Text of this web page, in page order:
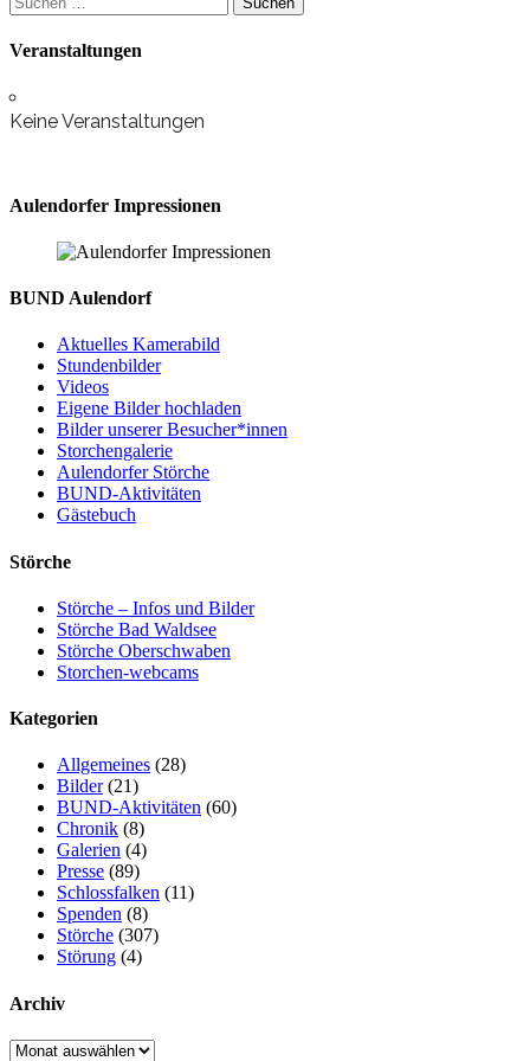
nach:
Veranstaltungen
Keine Veranstaltungen
Aulendorfer Impressionen
BUND Aulendorf
Aktuelles Kamerabild
Stundenbilder
Videos
Eigene Bilder hochladen
Bilder unserer Besucher*innen
Storchengalerie
Aulendorfer Störche
BUND-Aktivitäten
Gästebuch
Störche
Störche – Infos und Bilder
Störche Bad Waldsee
Störche Oberschwaben
Storchen-webcams
Kategorien
Allgemeines (28)
Bilder(21)
BUND-Aktivitäten (60)
Chronik (8)
Galerien (4)
Presse (89)
Schlossfalken (11)
Spenden (8)
Störche (307)
Störung (4)
Archiv
Archiv